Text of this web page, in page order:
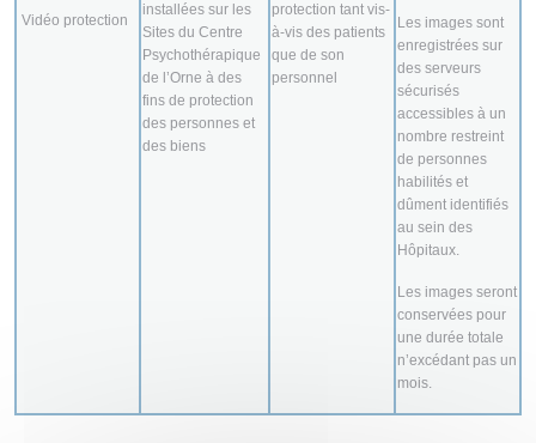
Vidéo protection
installées sur les
Sites du Centre
Psychothérapique
de l’Orne à des
fins de protection
des personnes et
des biens
protection tant vis-
à-vis des patients
que de son
personnel
Les images sont
enregistrées sur
des serveurs
sécurisés
accessibles à un
nombre restreint
de personnes
habilités et
dûment identifiés
au sein des
Hôpitaux.
Les images seront
conservées pour
une durée totale
n’excédant pas un
mois.